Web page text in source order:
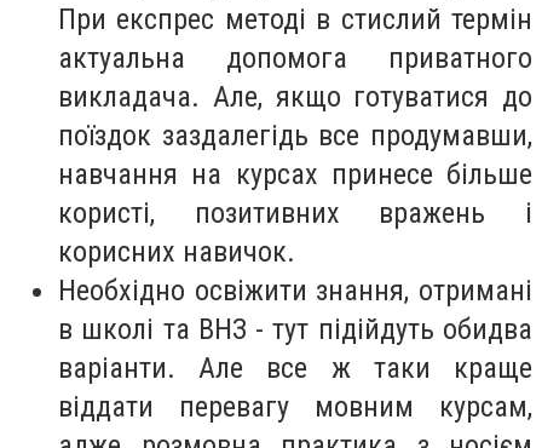
При експрес методі в стислий термін
актуальна допомога приватного
викладача. Але, якщо готуватися до
поїздок заздалегідь все продумавши,
навчання на курсах принесе більше
користі, позитивних вражень і
корисних навичок.
Необхідно освіжити знання, отримані
в школі та ВНЗ - тут підійдуть обидва
варіанти. Але все ж таки краще
віддати перевагу мовним курсам,